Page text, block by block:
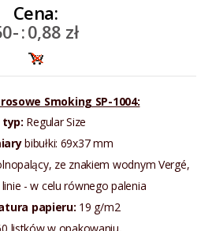
Cena:
:0,88 zł
Smoking SP-1004:
typ: Regular Size
bibułki: 69x37 mm
ze znakiem wodnym Vergé,
- w celu równego palenia
papieru: 19 g/m2